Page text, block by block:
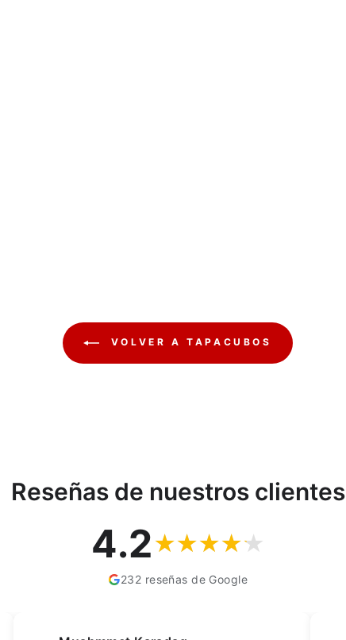
VOLVER A TAPACUBOS
Reseñas de nuestros clientes
4.2
232 reseñas de Google